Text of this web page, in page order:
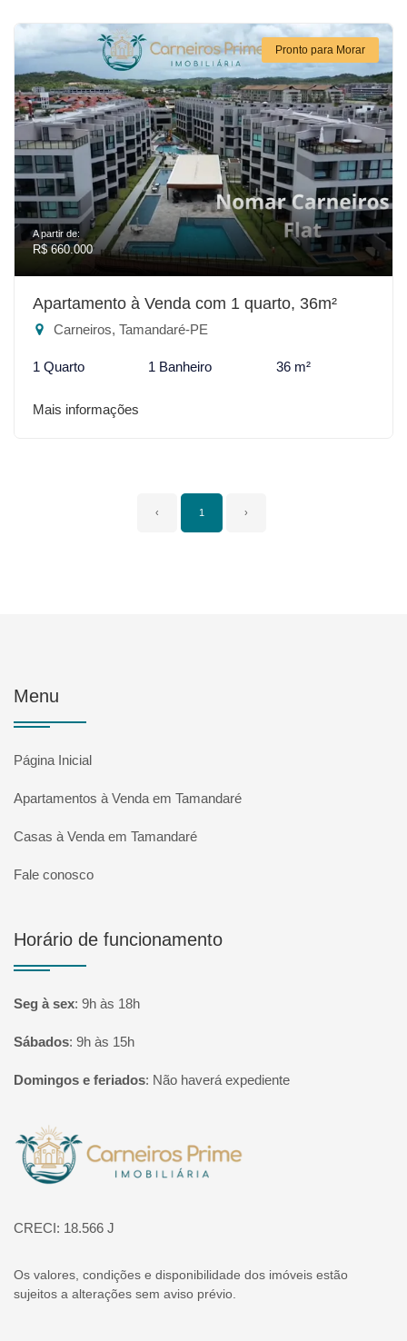
Pronto para Morar
A partir de:
R$ 660.000
Apartamento à Venda com 1 quarto, 36m²
Carneiros, Tamandaré-PE
1 Quarto 1 Banheiro 36 m²
Mais informações
‹ 1 ›
Menu
Página Inicial
Apartamentos à Venda em Tamandaré
Casas à Venda em Tamandaré
Fale conosco
Horário de funcionamento
Seg à sex: 9h às 18h
Sábados: 9h às 15h
Domingos e feriados: Não haverá expediente
Página inicial
CRECI: 18.566 J
Os valores, condições e disponibilidade dos imóveis estão
sujeitos a alterações sem aviso prévio.